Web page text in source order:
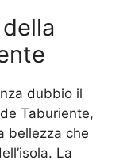
dubbio il
Taburiente,
bellezza che
La